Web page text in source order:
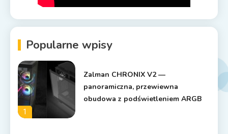
Popularne wpisy
1
Zalman CHRONIX V2 —
panoramiczna, przewiewna
obudowa z podświetleniem ARGB